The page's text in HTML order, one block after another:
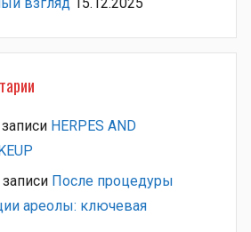
HERPES AND
записи После процедуры
ареолы: ключевая